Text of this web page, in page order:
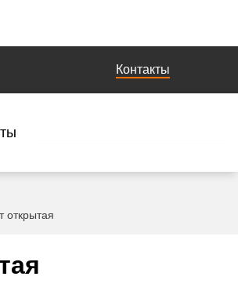
Контакты
открытая